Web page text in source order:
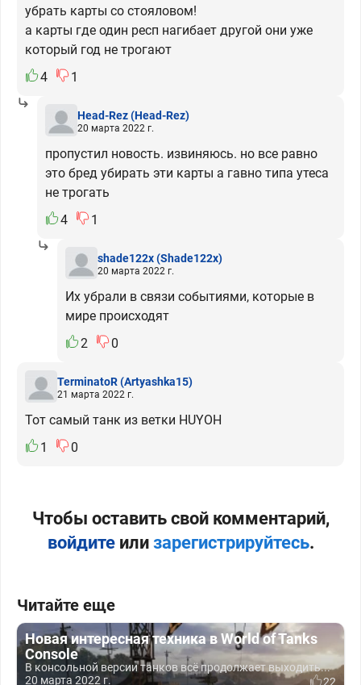
убрать карты со стояловом!
а карты где один респ нагибает другой они уже
который год не трогают
4
1
Head-Rez(Head-Rez)
20 марта 2022 г.
пропустил новость. извиняюсь. но все равно
это бред убирать эти карты а гавно типа утеса
не трогать
4
1
shade122x(Shade122x)
20 марта 2022 г.
Их убрали в связи событиями, которые в
мире происходят
2
0
TerminatoR(Artyashka15)
21 марта 2022 г.
Тот самый танк из ветки HUYOH
1
0
Чтобы оставить свой комментарий,
войдитеили зарегистрируйтесь.
Читайте еще
Новая интересная техника в World of Tanks
Console
В консольной версии танков всё продолжает выходить...
20 марта 2022 г.
22